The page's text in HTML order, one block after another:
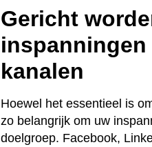
Gericht
kanalen
Hoewel het essentieel is
zo belangrijk om uw
doelgroep. Facebook,